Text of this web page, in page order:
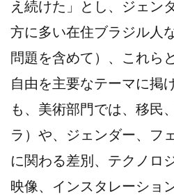
え続けた」とし、ジェン
方に多い在住ブラジル人
問題を含めて）、これら
自由を主要なテーマに掲
も、美術部門では、移民
ラ）や、ジェンダー、フ
に関わる差別、テクノロ
映像、インスタレーショ